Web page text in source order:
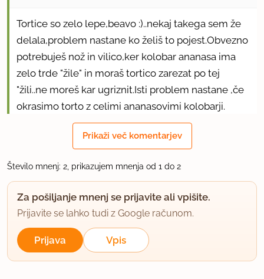
Tortice so zelo lepe,beavo :)..nekaj takega sem že
delala,problem nastane ko želiš to pojest.Obvezno
potrebuješ nož in vilico,ker kolobar ananasa ima
zelo trde "žile" in moraš tortico zarezat po tej
"žili..ne moreš kar ugriznit.Isti problem nastane ,če
okrasimo torto z celimi ananasovimi kolobarji.
Prikaži več komentarjev
Število mnenj: 2, prikazujem mnenja od 1 do 2
Za pošiljanje mnenj se prijavite ali vpišite.
Prijavite se lahko tudi z Google računom.
Prijava Vpis